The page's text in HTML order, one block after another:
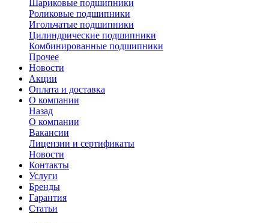
Шариковые подшипники
Роликовые подшипники
Игольчатые подшипники
Цилиндрические подшипники
Комбинированные подшипники
Прочее
Новости
Акции
Оплата и доставка
О компании
Назад
О компании
Вакансии
Лицензии и сертификаты
Новости
Контакты
Услуги
Бренды
Гарантия
Статьи